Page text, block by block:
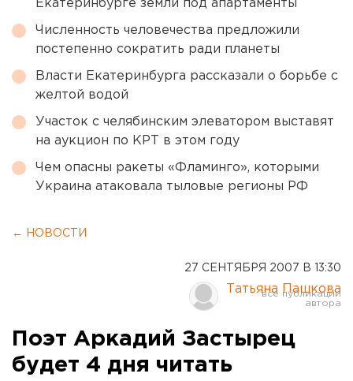
Екатеринбурге земли под апартаменты
Численность человечества предложили
постепенно сократить ради планеты
Власти Екатеринбурга рассказали о борьбе с
желтой водой
Участок с челябинским элеватором выставят
на аукцион по КРТ в этом году
Чем опасны ракеты «Фламинго», которыми
Украина атаковала тыловые регионы РФ
← НОВОСТИ
27 СЕНТЯБРЯ 2007 В 13:30
Татьяна Пашкова
Поэт Аркадий Застырец
будет 4 дня читать